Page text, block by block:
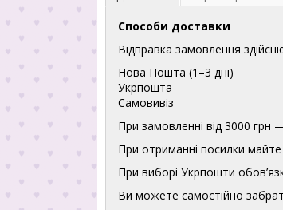
Способи доставки
Відправка замовлення
Нова Пошта (1–3 дні)
Укрпошта
Самовивіз
При замовленні від 3000
При отриманні посилки
При виборі Укрпошти
Ви можете самостійно